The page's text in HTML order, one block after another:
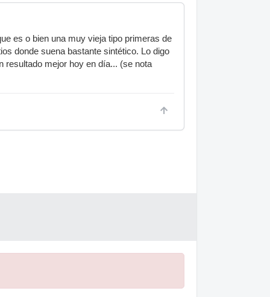
es o bien una muy vieja tipo primeras de
donde suena bastante sintético. Lo digo
resultado mejor hoy en día... (se nota